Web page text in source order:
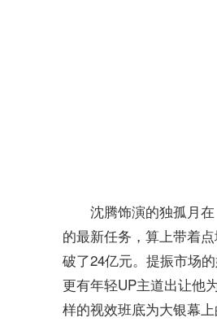
沈腾饰演的独孤月
的最新任务，算上带着
破了24亿元。提振市场
更有年轻UP主道出让他
样的视效班底为大银幕